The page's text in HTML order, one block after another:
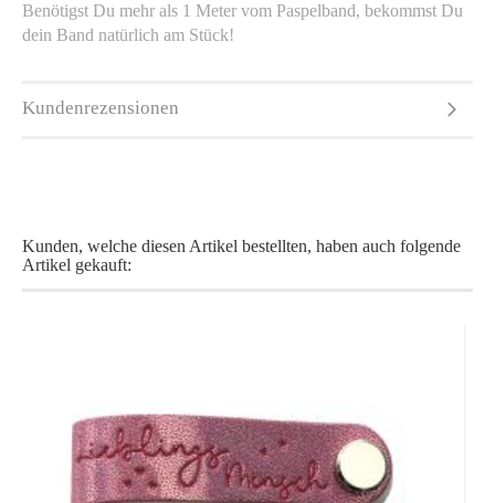
Benötigst Du mehr als 1 Meter vom Paspelband, bekommst Du
dein Band natürlich am Stück!
Kundenrezensionen
Kunden, welche diesen Artikel bestellten, haben auch folgende
Artikel gekauft: